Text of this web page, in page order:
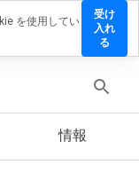
情報
を使用してい
受け
入れ
る